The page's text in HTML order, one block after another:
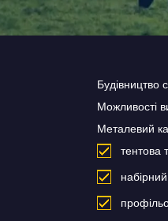
Будівництво
Можливості
Металевий
тентова